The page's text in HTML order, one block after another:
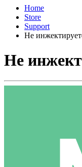
Home
Store
Support
Не
Не